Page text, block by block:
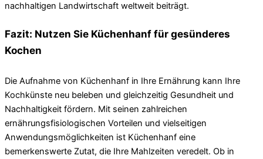
nachhaltigen Landwirtschaft weltweit beiträgt.
Fazit: Nutzen Sie Küchenhanf für gesünderes
Kochen
Die Aufnahme von Küchenhanf in Ihre Ernährung kann Ihre
Kochkünste neu beleben und gleichzeitig Gesundheit und
Nachhaltigkeit fördern. Mit seinen zahlreichen
ernährungsfisiologischen Vorteilen und vielseitigen
Anwendungsmöglichkeiten ist Küchenhanf eine
bemerkenswerte Zutat, die Ihre Mahlzeiten veredelt. Ob in